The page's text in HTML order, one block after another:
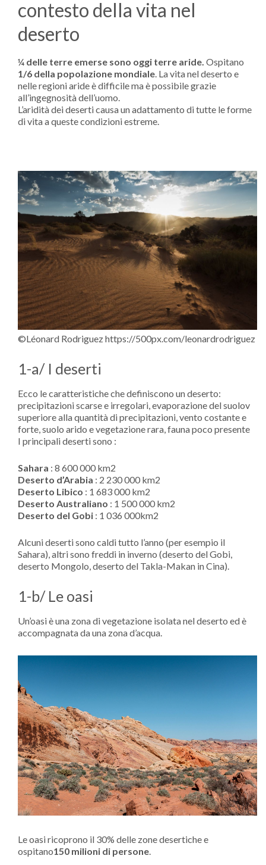
contesto della vita nel
deserto
¼ delle terre emerse sono oggi terre aride. Ospitano
1/6 della popolazione mondiale . La vita nel deserto e
nelle regioni aride è difficile ma è possibile grazie
all’ingegnosità dell’uomo.
L’aridità dei deserti causa un adattamento di tutte le forme
di vita a queste condizioni estreme.
©Léonard Rodriguez https://500px.com/leonardrodriguez
1-a/ I deserti
Ecco le caratteristiche che definiscono un deserto:
precipitazioni scarse e irregolari, evaporazione del suolov
superiore alla quantità di precipitazioni, vento costante e
forte, suolo arido e vegetazione rara, fauna poco presente
I principali deserti sono :
Sahara : 8 600 000 km2
Deserto d’Arabia : 2 230 000 km2
Deserto Libico : 1 683 000 km2
Deserto Australiano : 1 500 000 km2
Deserto del Gobi : 1 036 000km2
Alcuni deserti sono caldi tutto l’anno (per esempio il
Sahara), altri sono freddi in inverno (deserto del Gobi,
deserto Mongolo, deserto del Takla-Makan in Cina).
1-b/ Le oasi
Un’oasi è una zona di vegetazione isolata nel deserto ed è
accompagnata da una zona d’acqua.
Le oasi ricoprono il 30% delle zone desertiche e
ospitano150 milioni di persone.